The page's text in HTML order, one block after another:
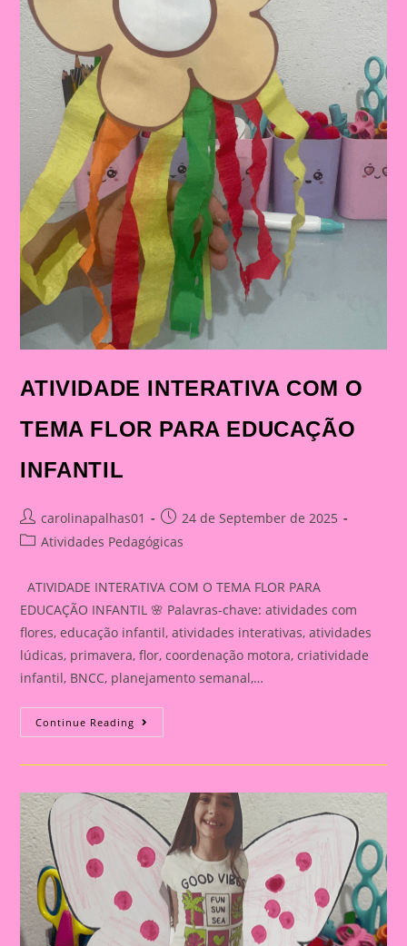
ATIVIDADE INTERATIVA COM O
TEMA FLOR PARA EDUCAÇÃO
INFANTIL
Post
author:
carolinapalhas01
Post
published:
24 de September de 2025
PostAtividades Pedagógicas
ATIVIDADE INTERATIVA COM O TEMA FLOR PARA
EDUCAÇÃO INFANTIL 🌸 Palavras-chave: atividades com
flores, educação infantil, atividades interativas, atividades
lúdicas, primavera, flor, coordenação motora, criatividade
infantil, BNCC, planejamento semanal,…
Continue Reading ATIVIDADE
INTERATIVA
O
PARA
EDUCAÇÃO
INFANTIL